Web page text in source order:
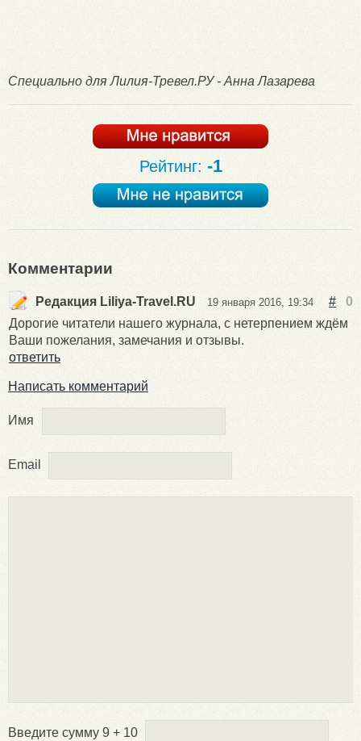
Специально для Лилия-Тревел.РУ - Анна Лазарева
Рейтинг: -1
Комментарии
Редакция Liliya-Travel.RU 19 января 2016, 19:34 #
0
Дорогие читатели нашего журнала, с нетерпением ждём
Ваши пожелания, замечания и отзывы.
ответить
Написать комментарий
Имя
Email
Введите сумму 9 + 10